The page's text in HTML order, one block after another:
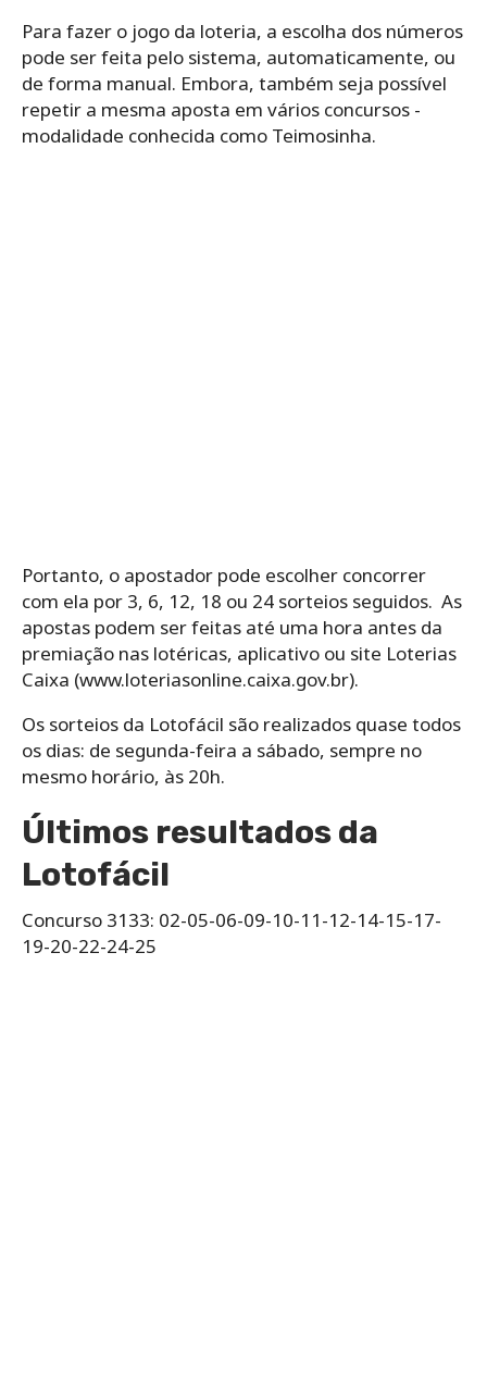
Para‌ ‌fazer‌ ‌o‌ ‌jogo da loteria,‌ ‌a‌ ‌escolha‌ ‌dos‌ ‌números‌
‌pode‌ ‌ser‌ ‌feita‌ ‌pelo‌ ‌sistema,‌ ‌automaticamente,‌ ‌ou‌
‌de‌ ‌forma‌ ‌manual.‌ Embora, ‌também‌ ‌seja‌ ‌possível‌
‌repetir‌ ‌a‌ ‌mesma‌ ‌aposta‌ ‌em‌ ‌vários‌ ‌concursos -‌
‌modalidade‌ ‌conhecida‌ ‌como‌ ‌Teimosinha.‌ ‌
Portanto, o ‌apostador‌ ‌pode‌ ‌escolher‌ ‌concorrer‌
‌com‌ ‌ela‌ ‌por‌ ‌3,‌ ‌6,‌ ‌12,‌ ‌18‌ ‌ou‌ ‌24‌ ‌sorteios seguidos.‌ ‌ As
apostas podem ser feitas até uma hora antes da
premiação nas lotéricas, aplicativo ou site Loterias
Caixa (www.loteriasonline.caixa.gov.br).
Os‌ ‌sorteios‌ ‌da‌ ‌Lotofácil‌ ‌são‌ ‌realizados‌ ‌quase‌ ‌todos‌
‌os‌ ‌dias: de‌ ‌segunda-feira‌ ‌a‌ ‌sábado,‌ ‌sempre‌ ‌no‌
‌mesmo‌ ‌horário,‌ ‌às‌ ‌20h.
Últimos resultados da
Lotofácil
Concurso 3133: 02-05-06-09-10-11-12-14-15-17-
19-20-22-24-25